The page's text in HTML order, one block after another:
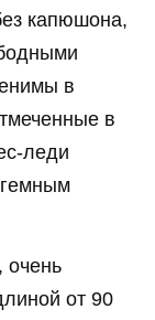
капюшона,
в
в
леди
очень
от 90